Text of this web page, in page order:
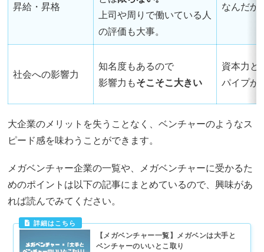
昇給・昇格
上司や周りで働いている人
の評価も大事。
なんだか
社会への影響力
知名度もあるので
影響力もそこそこ大きい
資本力と
パイプが
大企業のメリットを失うことなく、ベンチャーのようなス
ピード感を味わうことができます。
メガベンチャー企業の一覧や、メガベンチャーに受かるた
めのポイントは以下の記事にまとめているので、興味があ
れば読んでみてください。
【メガベンチャー一覧】メガベンは大手と
ベンチャーのいいとこ取り